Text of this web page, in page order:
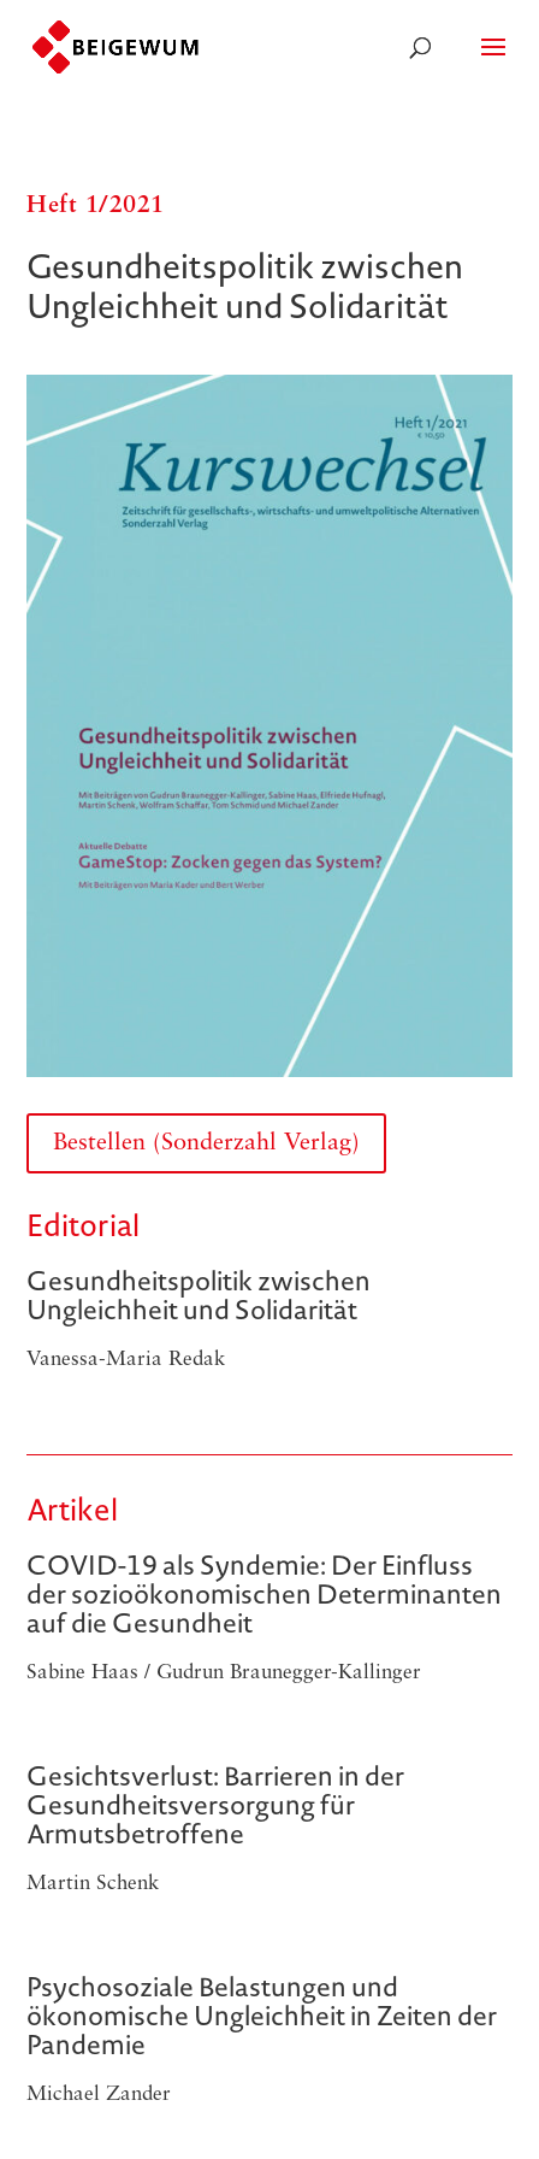
Heft 1/​​2021
Gesundheitspolitik zwischen
Ungleichheit und Solidarität
Bestellen (Sonderzahl Verlag)
Editorial
Gesundheitspolitik zwischen
Ungleichheit und Solidarität
Vanessa-Maria Redak
Artikel
COVID-19 als Syndemie: Der Einfluss
der sozioökonomischen Determinanten
auf die Gesundheit
Sabine Haas / Gudrun Braunegger-Kallinger
Gesichtsverlust: Barrieren in der
Gesundheitsversorgung für
Armutsbetroffene
Martin Schenk
Psychosoziale Belastungen und
ökonomische Ungleichheit in Zeiten der
Pandemie
Michael Zander